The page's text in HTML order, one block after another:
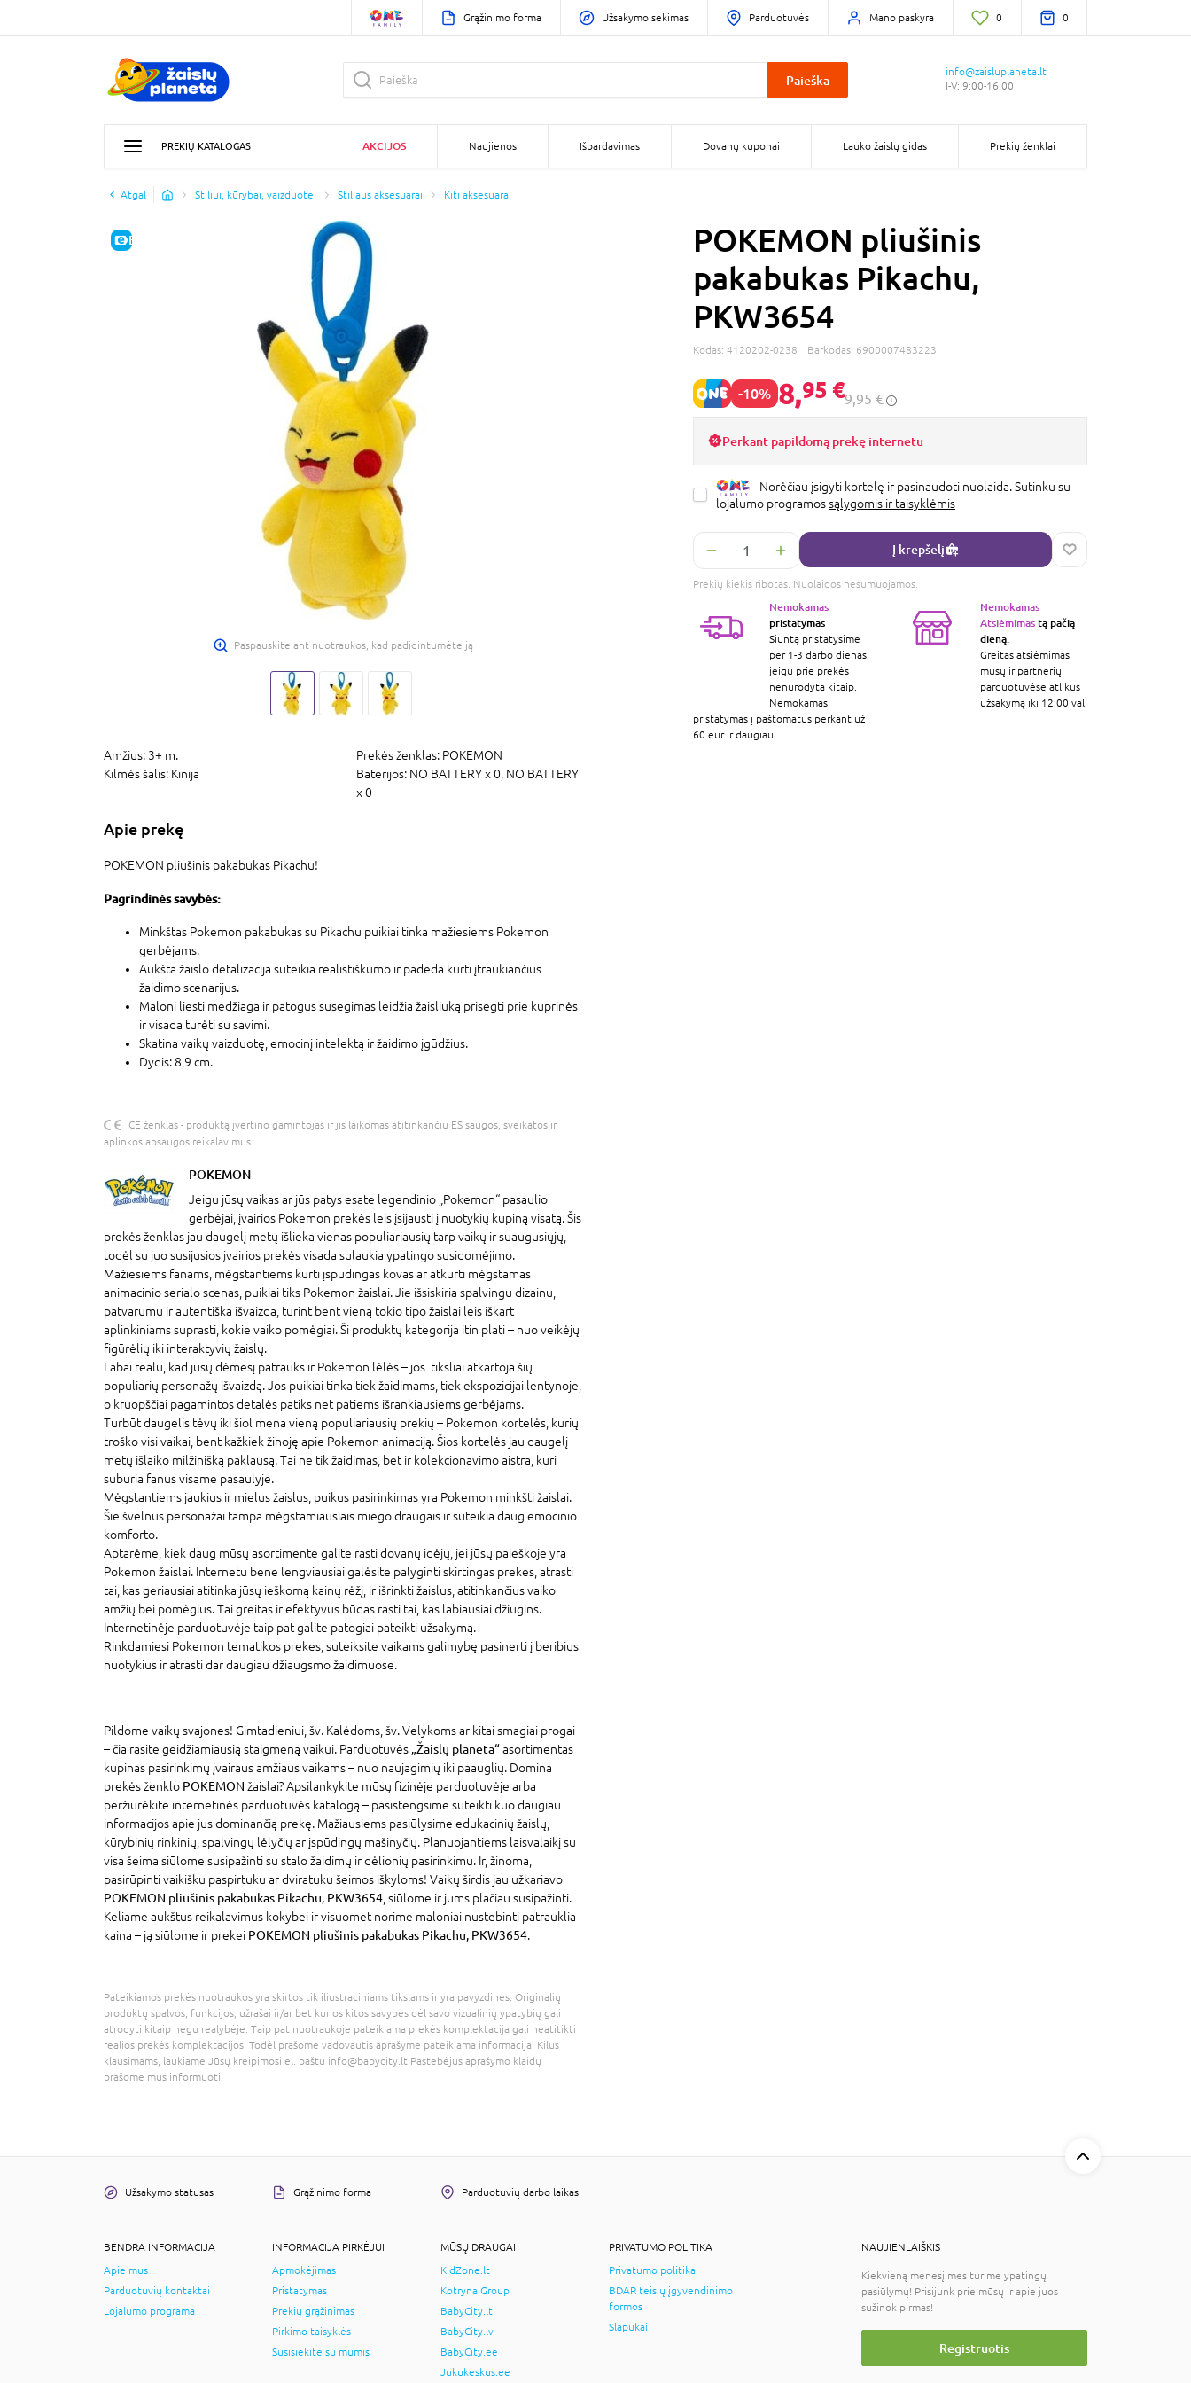
Grąžinimo forma Užsakymo sekimas Parduotuvės Mano paskyra 0 0
Paieška
info@zaisluplaneta.lt
I-V: 9:00-16:00
PREKIŲ KATALOGAS AKCIJOS Naujienos Išpardavimas Dovanų kuponai Lauko žaislų gidas Prekių ženklai
Atgal Stiliui, kūrybai, vaizduotei Stiliaus aksesuarai Kiti aksesuarai
E-KAINA
Paspauskite ant nuotraukos, kad padidintumėte ją
Amžius: 3+ m. Prekės ženklas: POKEMON
Kilmės šalis: Kinija Baterijos: NO BATTERY x 0, NO BATTERY
x 0
Apie prekę
POKEMON pliušinis pakabukas Pikachu!
Pagrindinės savybės:
Minkštas Pokemon pakabukas su Pikachu puikiai tinka mažiesiems Pokemon
gerbėjams.
Aukšta žaislo detalizacija suteikia realistiškumo ir padeda kurti įtraukiančius
žaidimo scenarijus.
Maloni liesti medžiaga ir patogus susegimas leidžia žaisliuką prisegti prie kuprinės
ir visada turėti su savimi.
Skatina vaikų vaizduotę, emocinį intelektą ir žaidimo įgūdžius.
Dydis: 8,9 cm.
CE ženklas - produktą įvertino gamintojas ir jis laikomas atitinkančiu ES saugos, sveikatos ir
aplinkos apsaugos reikalavimus.
POKEMON
Jeigu jūsų vaikas ar jūs patys esate legendinio „Pokemon“ pasaulio
gerbėjai, įvairios Pokemon prekės leis įsijausti į nuotykių kupiną visatą. Šis
prekės ženklas jau daugelį metų išlieka vienas populiariausių tarp vaikų ir suaugusiųjų,
todėl su juo susijusios įvairios prekės visada sulaukia ypatingo susidomėjimo.
Mažiesiems fanams, mėgstantiems kurti įspūdingas kovas ar atkurti mėgstamas
animacinio serialo scenas, puikiai tiks Pokemon žaislai. Jie išsiskiria spalvingu dizainu,
patvarumu ir autentiška išvaizda, turint bent vieną tokio tipo žaislai leis iškart
aplinkiniams suprasti, kokie vaiko pomėgiai. Ši produktų kategorija itin plati – nuo veikėjų
figūrėlių iki interaktyvių žaislų.
Labai realu, kad jūsų dėmesį patrauks ir Pokemon lėlės – jos tiksliai atkartoja šių
populiarių personažų išvaizdą. Jos puikiai tinka tiek žaidimams, tiek ekspozicijai lentynoje,
o kruopščiai pagamintos detalės patiks net patiems išrankiausiems gerbėjams.
Turbūt daugelis tėvų iki šiol mena vieną populiariausių prekių – Pokemon kortelės, kurių
troško visi vaikai, bent kažkiek žinoję apie Pokemon animaciją. Šios kortelės jau daugelį
metų išlaiko milžinišką paklausą. Tai ne tik žaidimas, bet ir kolekcionavimo aistra, kuri
suburia fanus visame pasaulyje.
Mėgstantiems jaukius ir mielus žaislus, puikus pasirinkimas yra Pokemon minkšti žaislai.
Šie švelnūs personažai tampa mėgstamiausiais miego draugais ir suteikia daug emocinio
komforto.
Aptarėme, kiek daug mūsų asortimente galite rasti dovanų idėjų, jei jūsų paieškoje yra
Pokemon žaislai. Internetu bene lengviausiai galėsite palyginti skirtingas prekes, atrasti
tai, kas geriausiai atitinka jūsų ieškomą kainų rėžį, ir išrinkti žaislus, atitinkančius vaiko
amžių bei pomėgius. Tai greitas ir efektyvus būdas rasti tai, kas labiausiai džiugins.
Internetinėje parduotuvėje taip pat galite patogiai pateikti užsakymą.
Rinkdamiesi Pokemon tematikos prekes, suteiksite vaikams galimybę pasinerti į beribius
nuotykius ir atrasti dar daugiau džiaugsmo žaidimuose.
Pildome vaikų svajones! Gimtadieniui, šv. Kalėdoms, šv. Velykoms ar kitai smagiai progai
– čia rasite geidžiamiausią staigmeną vaikui. Parduotuvės „Žaislų planeta“asortimentas
kupinas pasirinkimų įvairaus amžiaus vaikams – nuo naujagimių iki paauglių. Domina
prekės ženklo POKEMON žaislai? Apsilankykite mūsų fizinėje parduotuvėje arba
peržiūrėkite internetinės parduotuvės katalogą – pasistengsime suteikti kuo daugiau
informacijos apie jus dominančią prekę. Mažiausiems pasiūlysime edukacinių žaislų,
kūrybinių rinkinių, spalvingų lėlyčių ar įspūdingų mašinyčių. Planuojantiems laisvalaikį su
visa šeima siūlome susipažinti su stalo žaidimų ir dėlionių pasirinkimu. Ir, žinoma,
pasirūpinti vaikišku paspirtuku ar dviratuku šeimos iškyloms! Vaikų širdis jau užkariavo
POKEMON pliušinis pakabukas Pikachu, PKW3654 , siūlome ir jums plačiau susipažinti.
Keliame aukštus reikalavimus kokybei ir visuomet norime maloniai nustebinti patrauklia
kaina – ją siūlome ir prekei POKEMON pliušinis pakabukas Pikachu, PKW3654.
Pateikiamos prekės nuotraukos yra skirtos tik iliustraciniams tikslams ir yra pavyzdinės. Originalių
produktų spalvos, funkcijos, užrašai ir/ar bet kurios kitos savybės dėl savo vizualinių ypatybių gali
atrodyti kitaip negu realybėje. Taip pat nuotraukoje pateikiama prekės komplektacija gali neatitikti
realios prekės komplektacijos. Todėl prašome vadovautis aprašyme pateikiama informacija. Kilus
klausimams, laukiame Jūsų kreipimosi el. paštu info@babycity.lt Pastebėjus aprašymo klaidų
prašome mus informuoti.
POKEMON pliušinis
pakabukas Pikachu,
PKW3654
Kodas: 4120202-0238 Barkodas: 6900007483223
-10% 8,95 €9,95 €
Perkant papildomą prekę internetu
Norėčiau įsigyti kortelę ir pasinaudoti nuolaida. Sutinku su
lojalumo programossąlygomis ir taisyklėmis
Į krepšelį
Prekių kiekis ribotas. Nuolaidos nesumuojamos.
Nemokamas
pristatymas
Siuntą pristatysime
per 1-3 darbo dienas,
jeigu prie prekės
nenurodyta kitaip.
Nemokamas
pristatymas į paštomatus perkant už
60 eur ir daugiau.
Nemokamas
Atsiėmimastą pačią
dieną.
Greitas atsiėmimas
mūsų ir partnerių
parduotuvėse atlikus
užsakymą iki 12:00 val.
Užsakymo statusas Grąžinimo forma Parduotuvių darbo laikas
BENDRA INFORMACIJA
Apie mus
Parduotuvių kontaktai
Lojalumo programa
INFORMACIJA PIRKĖJUI
Apmokėjimas
Pristatymas
Prekių grąžinimas
Pirkimo taisyklės
Susisiekite su mumis
MŪSŲ DRAUGAI
KidZone.lt
Kotryna Group
BabyCity.lt
BabyCity.lv
BabyCity.ee
Jukukeskus.ee
PRIVATUMO POLITIKA
Privatumo politika
BDAR teisių įgyvendinimo
formos
Slapukai
NAUJIENLAIŠKIS
Kiekvieną mėnesį mes turime ypatingų
pasiūlymų! Prisijunk prie mūsų ir apie juos
sužinok pirmas!
Registruotis